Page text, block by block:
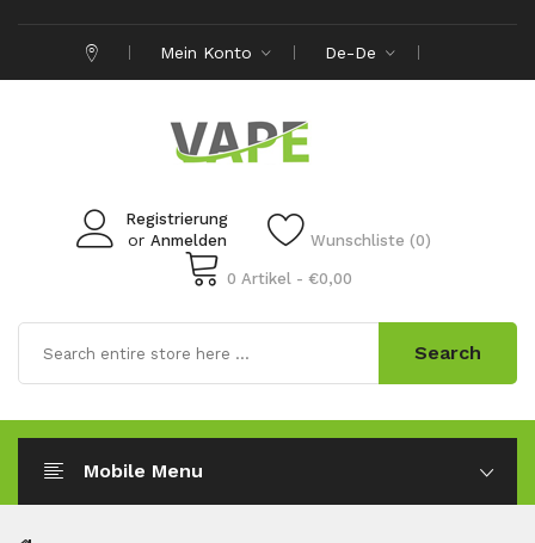
Mein Konto De-De
Registrierung
or Anmelden Wunschliste (0)
0 Artikel - €0,00
Search
Mobile Menu